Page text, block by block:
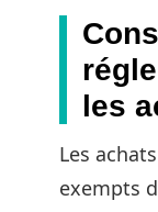
les
Les
exempts